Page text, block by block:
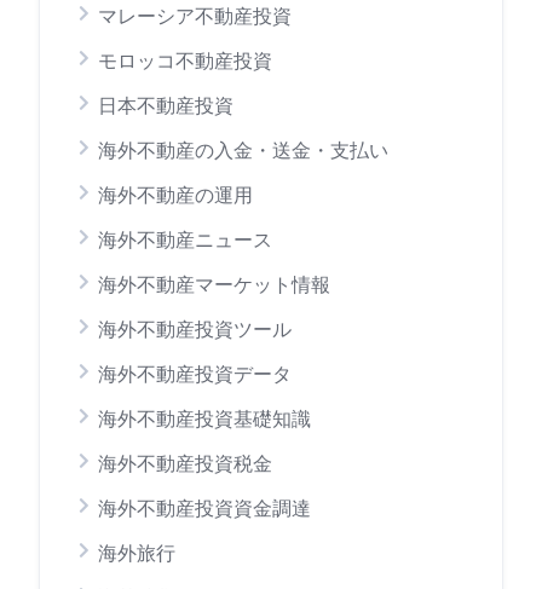
マレーシア不動産投資
モロッコ不動産投資
日本不動産投資
海外不動産の入金・送金・支払い
海外不動産の運用
海外不動産ニュース
海外不動産マーケット情報
海外不動産投資ツール
海外不動産投資データ
海外不動産投資基礎知識
海外不動産投資税金
海外不動産投資資金調達
海外旅行